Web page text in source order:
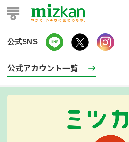
公式SNS
公式アカウント一覧